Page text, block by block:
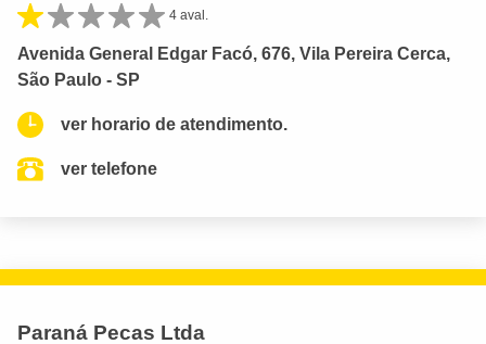
4 aval.
Avenida General Edgar Facó, 676, Vila Pereira Cerca,
São Paulo - SP
ver horario de atendimento.
ver telefone
Paraná Pecas Ltda